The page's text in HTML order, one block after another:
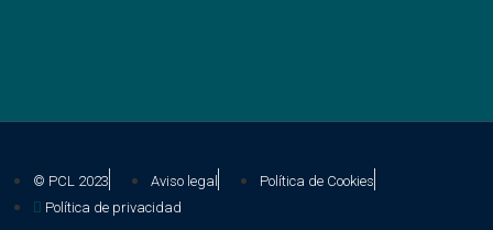
© PCL 2023 Aviso legal
Política de Cookies
Política de privacidad